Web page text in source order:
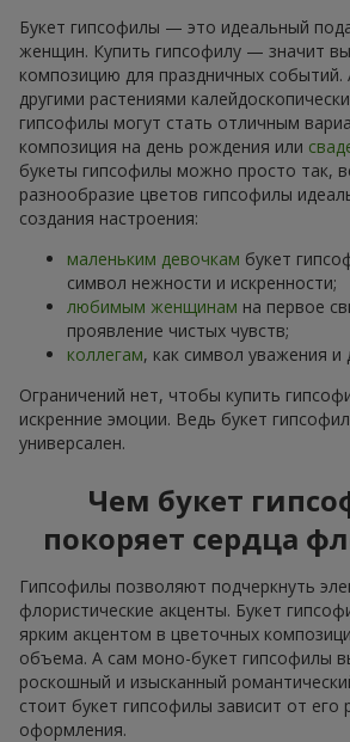
Букет гипсофилы — это идеальный
женщин. Купить гипсофилу — значит
композицию для праздничных событий.
другими растениями
гипсофилы могут стать отличным
композиция на день рождения или
букеты гипсофилы можно просто так,
разнообразие цветов гипсофилы
создания настроения:
маленьким девочкам букет
символ нежности и искренности;
любимым женщинам на первое
проявление чистых чувств;
коллегам, как символ уважения
Ограничений нет, чтобы купить
искренние эмоции. Ведь букет
универсален.
Чем букет
покоряет сердца
Гипсофилы позволяют подчеркнуть
флористические акценты. Букет
ярким акцентом в цветочных
объема. А сам моно-букет гипсофилы
роскошный и изысканный
стоит букет гипсофилы зависит от его
оформления.